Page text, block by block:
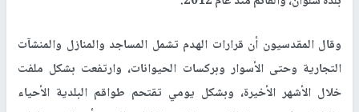
وقال المقدسيون أن قرارات الهدم تشمل المساجد والمنازل والمنشآت
التجارية وحتى الأسوار وبركسات الحيوانات، وارتفعت بشكل ملفت
خلال الأشهر الأخيرة، وبشكل يومي تقتحم طواقم البلدية الأحياء